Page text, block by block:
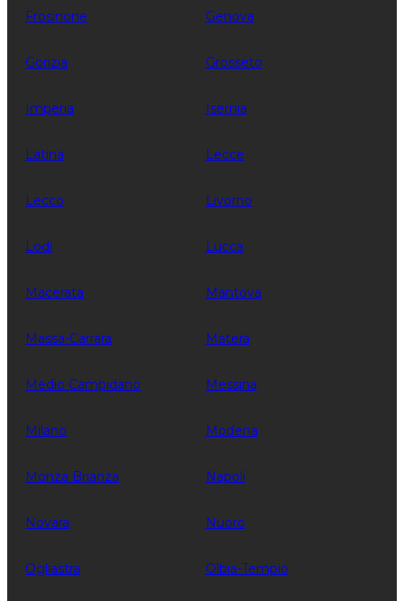
Frosinone Genova
Gorizia Grosseto
Imperia Isernia
Latina Lecce
Lecco Livorno
Lodi Lucca
Macerata Mantova
Massa-Carrara Matera
Medio Campidano Messina
Milano Modena
Monza Brianza Napoli
Novara Nuoro
Ogliastra Olbia-Tempio